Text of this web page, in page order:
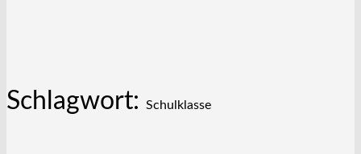
Schlagwort: Schulklasse